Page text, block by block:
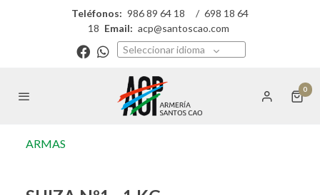
Teléfonos: 986 89 64 18 / 698 18 64
18 Email: acp@santoscao.com
Seleccionar idioma
0
ARMAS